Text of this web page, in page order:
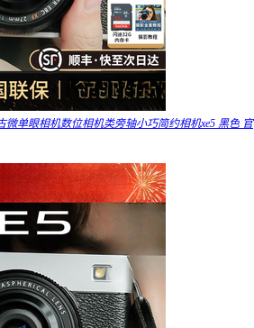
微单眼相机数位相机类旁轴小巧简约相机xe5 黑色 官